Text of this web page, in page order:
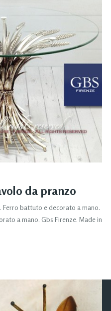
da pranzo
Ferro battuto e decorato a mano.
a mano. Gbs Firenze. Made in